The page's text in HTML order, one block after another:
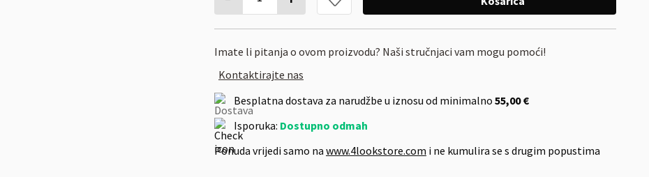
Imate li pitanja o ovom proizvodu? Naši stručnjaci vam mogu pomoći!
Kontaktirajte nas
Besplatna dostava za narudžbe u iznosu od minimalno 55,00 €
Isporuka: Dostupno odmah
Ponuda vrijedi samo na www.4lookstore.com i ne kumulira se s drugim popustima